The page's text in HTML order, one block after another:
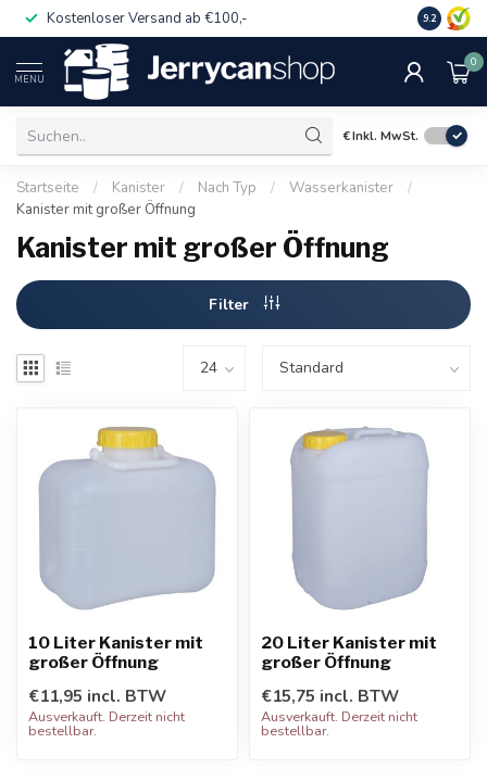
Kostenloser Versand ab €100,- Auch für
9.2
MENU
0
€Inkl. MwSt.
Startseite / Kanister / Nach Typ / Wasserkanister
/
Kanister mit großer Öffnung
Kanister mit großer Öffnung
Filter
10 Liter Kanister mit
großer Öffnung
€11,95 incl. BTW
Ausverkauft. Derzeit nicht
bestellbar.
20 Liter Kanister mit
großer Öffnung
€15,75 incl. BTW
Ausverkauft. Derzeit nicht
bestellbar.